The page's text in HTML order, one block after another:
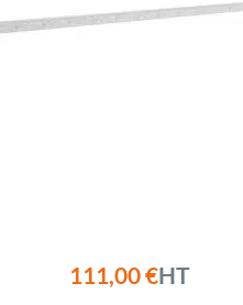
111,00 €HT